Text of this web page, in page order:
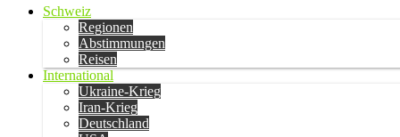
Schweiz
Regionen
Abstimmungen
Reisen
International
Ukraine-Krieg
Iran-Krieg
Deutschland